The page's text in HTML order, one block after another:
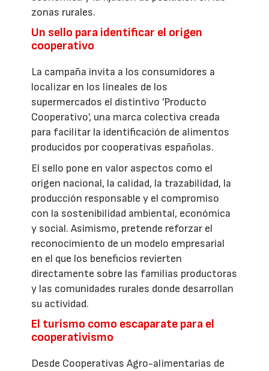
zonas rurales.
Un sello para identificar el origen
cooperativo
La campaña invita a los consumidores a
localizar en los lineales de los
supermercados el distintivo 'Producto
Cooperativo', una marca colectiva creada
para facilitar la identificación de alimentos
producidos por cooperativas españolas.
El sello pone en valor aspectos como el
origen nacional, la calidad, la trazabilidad, la
producción responsable y el compromiso
con la sostenibilidad ambiental, económica
y social. Asimismo, pretende reforzar el
reconocimiento de un modelo empresarial
en el que los beneficios revierten
directamente sobre las familias productoras
y las comunidades rurales donde desarrollan
su actividad.
El turismo como escaparate para el
cooperativismo
Desde Cooperativas Agro-alimentarias de